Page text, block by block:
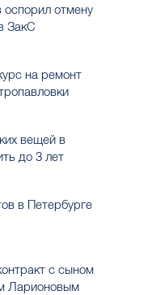
отмену
ЗакС
на ремонт
вещей в
до 3 лет
в Петербурге
с сыном
Ларионовым